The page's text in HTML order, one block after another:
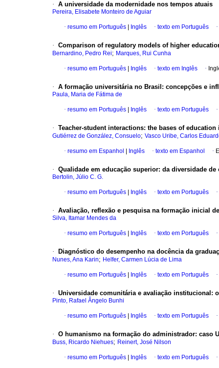
· A universidade da modernidade nos tempos atuais
Pereira, Elisabete Monteiro de Aguiar
· resumo em Português Inglês · texto em Português ·
· Comparison of regulatory models of higher
Bernardino, Pedro Rei; Marques, Rui Cunha
· resumo em Português Inglês · texto em Inglês ·
· A formação universitária no Brasil: concepções e
Paula, Maria de Fátima de
· resumo em Português Inglês · texto em Português ·
· Teacher-student interactions: the bases of
Gutiérrez de González, Consuelo; Vasco Uribe, Carlos
· resumo em Espanhol Inglês · texto em Espanhol ·
· Qualidade em educação superior: da diversidade
Bertolin, Júlio C. G.
· resumo em Português Inglês · texto em Português ·
· Avaliação, reflexão e pesquisa na formação inicial
Silva, Itamar Mendes da
· resumo em Português Inglês · texto em Português ·
· Diagnóstico do desempenho na docência da
Nunes, Ana Karin; Helfer, Carmen Lúcia de Lima
· resumo em Português Inglês · texto em Português ·
· Universidade comunitária e avaliação institucional:
Pinto, Rafael Ângelo Bunhi
· resumo em Português Inglês · texto em Português ·
· O humanismo na formação do administrador: caso
Buss, Ricardo Niehues; Reinert, José Nilson
· resumo em Português Inglês · texto em Português ·